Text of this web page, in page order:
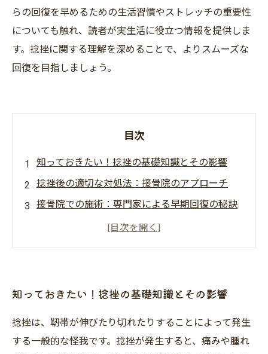
らの回復を早めるための生活習慣やストレッチの重要性
についても触れ、読者が実生活に役立つ情報を提供しま
す。捻挫に関する理解を深めることで、よりスムーズな
回復を目指しましょう。
目次
知っておきたい！捻挫の基礎知識とその影響
捻挫後の適切な対処法：接骨院のアプローチ
接骨院での施術：専門家による早期回復の秘訣
日常生活で気をつけるべき捻挫予防法
歩
知っておきたい！捻挫の基礎知識とその影響
捻挫は、靭帯が伸びたり切れたりすることによって発生
する一般的な怪我です。捻挫が発生すると、痛みや腫れ